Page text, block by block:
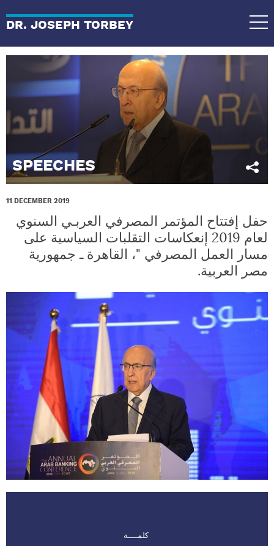
DR. JOSEPH TORBEY
SPEECHES
11 DECEMBER 2019
حفل إفتتاح المؤتمر المصرفي العربـي السنوي
لعام 2019 إنعكاسات التقلبات السياسية على
مسار العمل المصرفي "، القاهرة ـ جمهورية
مصر العربية.
كلمــــة